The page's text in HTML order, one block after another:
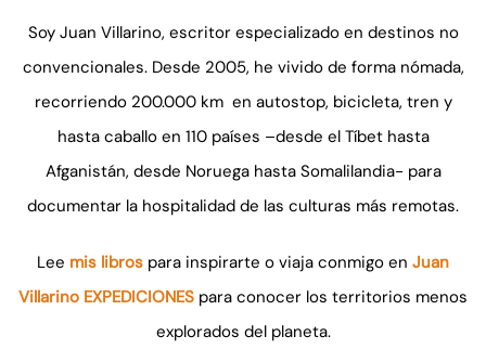
Soy Juan Villarino, escritor especializado en destinos no
convencionales. Desde 2005, he vivido de forma nómada,
recorriendo 200.000 km en autostop, bicicleta, tren y
hasta caballo en 110 países –desde el Tíbet hasta
Afganistán, desde Noruega hasta Somalilandia- para
documentar la hospitalidad de las culturas más remotas.
Lee mis libros para inspirarte o viaja conmigo en Juan
Villarino EXPEDICIONES para conocer los territorios menos
explorados del planeta.